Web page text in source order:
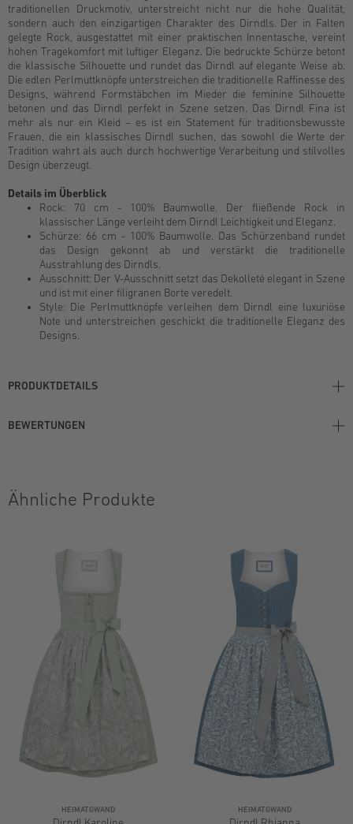
traditionellen Druckmotiv, unterstreicht nicht nur die hohe Qualität,
sondern auch den einzigartigen Charakter des Dirndls. Der in Falten
gelegte Rock, ausgestattet mit einer praktischen Innentasche, vereint
hohen Tragekomfort mit luftiger Eleganz. Die bedruckte Schürze betont
die klassische Silhouette und rundet das Dirndl auf elegante Weise ab.
Die edlen Perlmuttknöpfe unterstreichen die traditionelle Raffinesse des
Designs, während Formstäbchen im Mieder die feminine Silhouette
betonen und das Dirndl perfekt in Szene setzen. Das Dirndl Fina ist
mehr als nur ein Kleid – es ist ein Statement für traditionsbewusste
Frauen, die ein klassisches Dirndl suchen, das sowohl die Werte der
Tradition wahrt als auch durch hochwertige Verarbeitung und stilvolles
Design überzeugt.
Details im Überblick
Rock: 70 cm - 100% Baumwolle. Der fließende Rock in
klassischer Länge verleiht dem Dirndl Leichtigkeit und Eleganz.
Schürze: 66 cm - 100% Baumwolle. Das Schürzenband rundet
das Design gekonnt ab und verstärkt die traditionelle
Ausstrahlung des Dirndls.
Ausschnitt: Der V-Ausschnitt setzt das Dekolleté elegant in Szene
und ist mit einer filigranen Borte veredelt.
Style: Die Perlmuttknöpfe verleihen dem Dirndl eine luxuriöse
Note und unterstreichen geschickt die traditionelle Eleganz des
Designs.
PRODUKTDETAILS
BEWERTUNGEN
Ähnliche Produkte
HEIMATGWAND HEIMATGWAND